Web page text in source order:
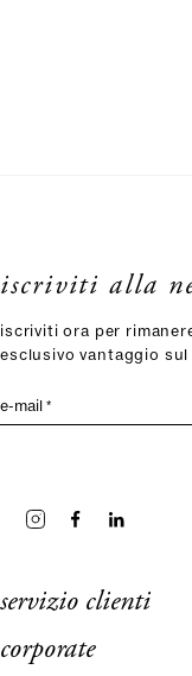
iscriviti alla
iscriviti ora per
esclusivo vantaggio
e-mail *
servizio clienti
corporate